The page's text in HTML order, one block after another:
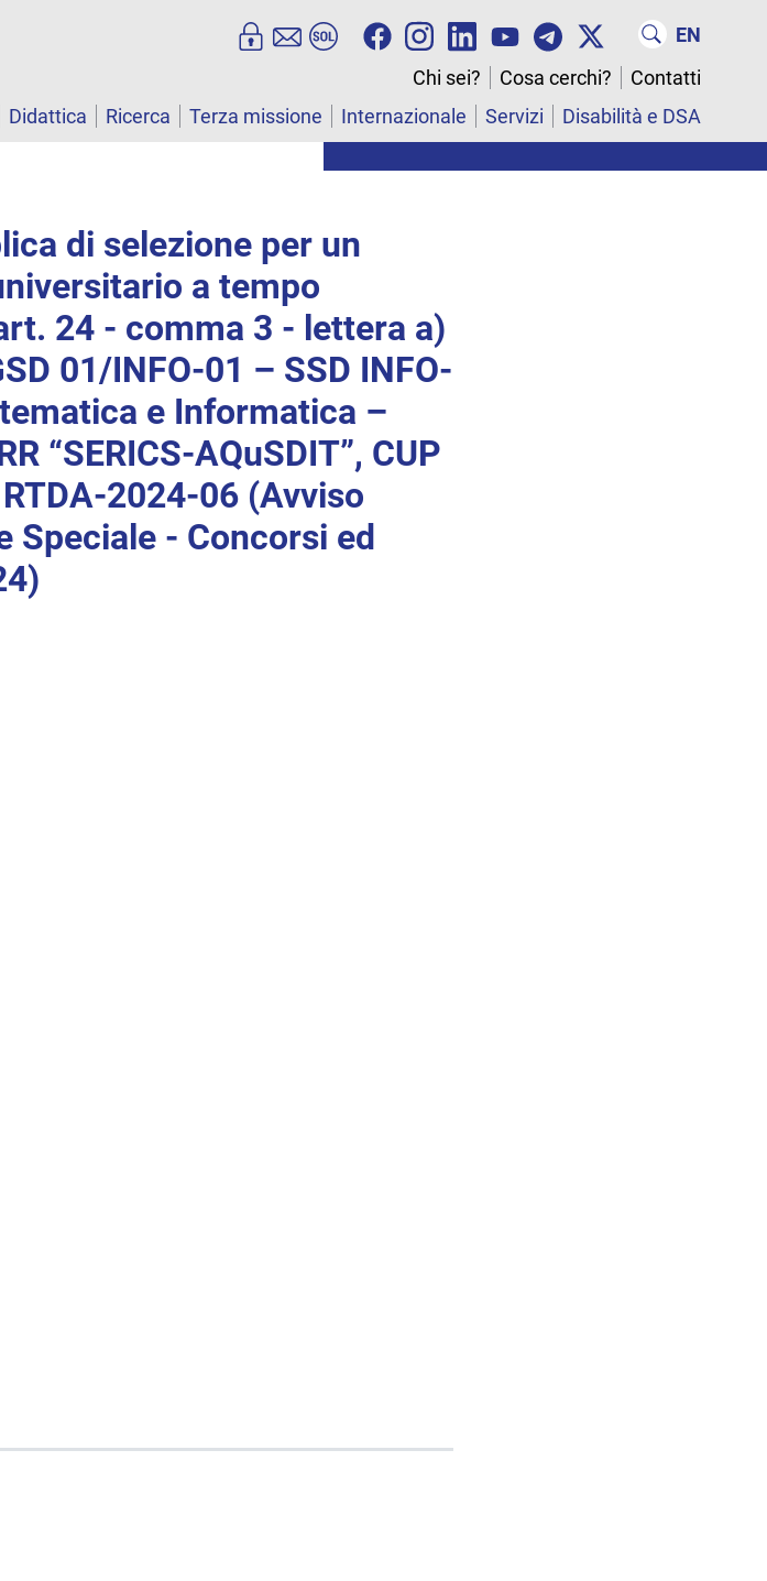
EN
Chi sei?
Cosa cerchi?
Contatti
Didattica Ricerca Terza missione Internazionale Servizi Disabilità e DSA
di selezione per un
a tempo
24 - comma 3 - lettera a)
01/INFO-01 – SSD INFO-
e Informatica –
“SERICS-AQuSDIT”, CUP
2024-06 (Avviso
Speciale - Concorsi ed